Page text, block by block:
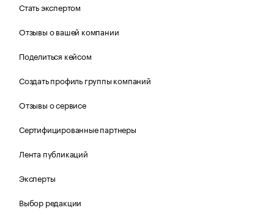
Стать экспертом
Отзывы о вашей компании
Поделиться кейсом
Создать профиль группы компаний
Отзывы о сервисе
Сертифицированные партнеры
Лента публикаций
Эксперты
Выбор редакции